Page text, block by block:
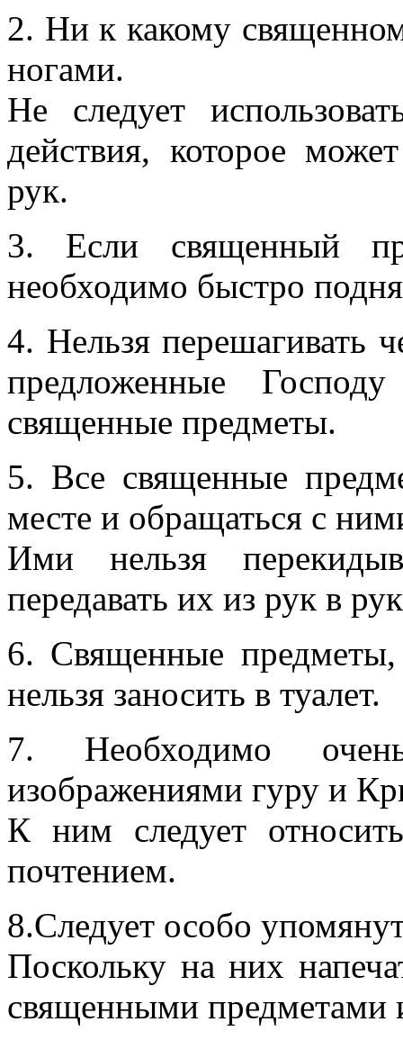
2. Ни к какому
ногами.
Не следует
действия, которое
рук.
3. Если священный
необходимо быстро
4. Нельзя перешагивать
предложенные
священные предметы.
5. Все священные
месте и обращаться с
Ими нельзя
передавать их из рук в
6. Священные
нельзя заносить в туалет.
7. Необходимо
изображениями гуру и
К ним следует
почтением.
8.Следует особо
Поскольку на них
священными предметами